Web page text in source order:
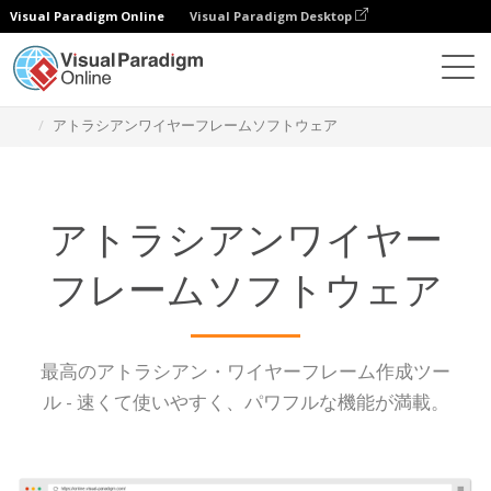
Visual Paradigm Online Visual Paradigm Desktop
アトラシアンワイヤーフレームソフトウェア
アトラシアンワイヤー
フレームソフトウェア
最高のアトラシアン・ワイヤーフレーム作成ツー
ル - 速くて使いやすく、パワフルな機能が満載。